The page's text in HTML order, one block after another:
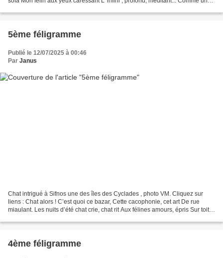
5ème féligramme
Publié le 12/07/2025 à 00:46
Par Janus
Chat intrigué à Sifnos une des îles des Cyclades , photo VM. Cliquez sur
liens : Chat alors ! C’est quoi ce bazar, Cette cacophonie, cet art De rue
miaulant. Les nuits d’été chat crie, chat rit Aux félines amours, épris Sur toit
4ème féligramme